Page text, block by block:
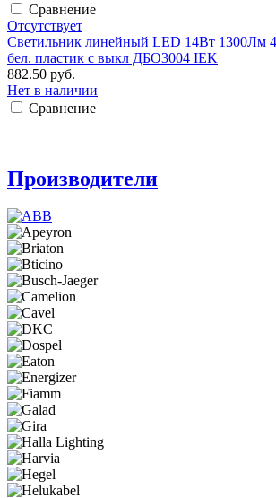
Сравнение
Отсутствует
Светильник линейный LED 14Вт 1300Лм
бел. пластик с выкл ДБО3004 IEK
882.50 руб.
Нет в наличии
Сравнение
Производители